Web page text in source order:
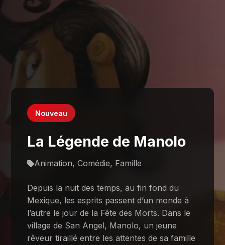
Nouveau
La Légende de Manolo
Animation, Comédie, Famille
Depuis la nuit des temps, au fin fond du
Mexique, les esprits passent d’un monde à
l’autre le jour de la Fête des Morts. Dans le
village de San Angel, Manolo, un jeune
rêveur tiraillé entre les attentes de sa famille